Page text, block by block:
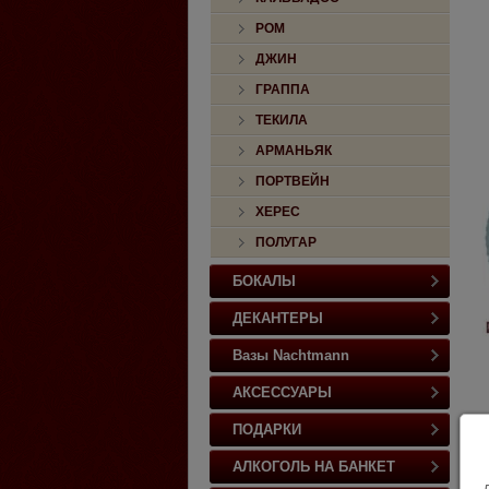
РОМ
ДЖИН
ГРАППА
ТЕКИЛА
АРМАНЬЯК
ПОРТВЕЙН
ХЕРЕС
ПОЛУГАР
БОКАЛЫ
ДЕКАНТЕРЫ
Вазы Nachtmann
АКСЕССУАРЫ
ПОДАРКИ
АЛКОГОЛЬ НА БАНКЕТ